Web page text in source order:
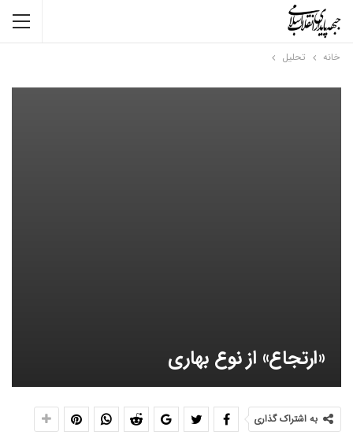
خانه تحلیل
«ارتجاع» از نوع بهاری
به اشتراک گذاری